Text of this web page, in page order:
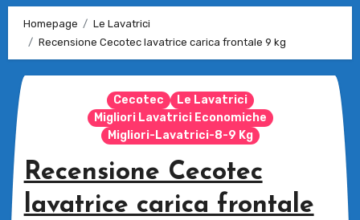
Homepage
Le Lavatrici
Recensione Cecotec lavatrice carica frontale 9 kg
Cecotec
Le Lavatrici
Migliori Lavatrici Economiche
Migliori-Lavatrici-8-9 Kg
Recensione Cecotec
lavatrice carica frontale